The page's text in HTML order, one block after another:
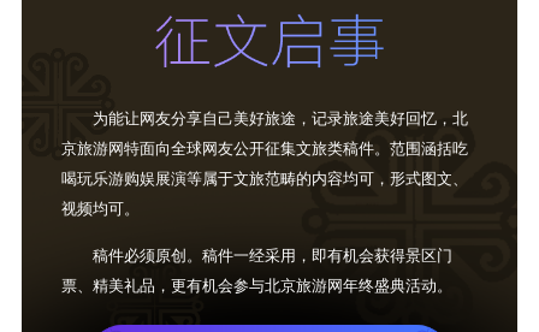
为能让网友分享自己美好旅途，记录旅途美好回忆，北
京旅游网特面向全球网友公开征集文旅类稿件。范围涵括吃
喝玩乐游购娱展演等属于文旅范畴的内容均可，形式图文、
视频均可。
稿件必须原创。稿件一经采用，即有机会获得景区门
票、精美礼品，更有机会参与北京旅游网年终盛典活动。